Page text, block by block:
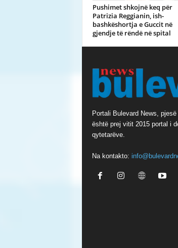
Pushimet shkojnë keq për
Patrizia Reggianin, ish-
bashkëshortja e Guccit në
gjendje të rëndë në spital
Portali Bulevard News,
është prej vitit 2015 portal i
qytetarëve.
Na kontakto: